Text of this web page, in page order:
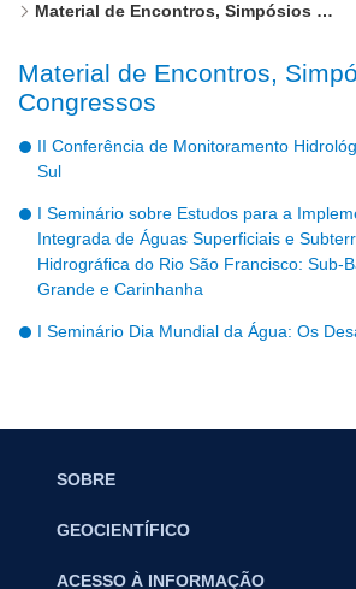
Material de Encontros, Simpósios e Congressos
Material de Encontros,
Congressos
II Conferência de Monitoramento
Sul
I Seminário sobre Estudos para a
Integrada de Águas Superficiais e
Hidrográfica do Rio São Francisco: Sub-
Grande e Carinhanha
I Seminário Dia Mundial da Água: Os
SOBRE
GEOCIENTÍFICO
ACESSO À INFORMAÇÃO